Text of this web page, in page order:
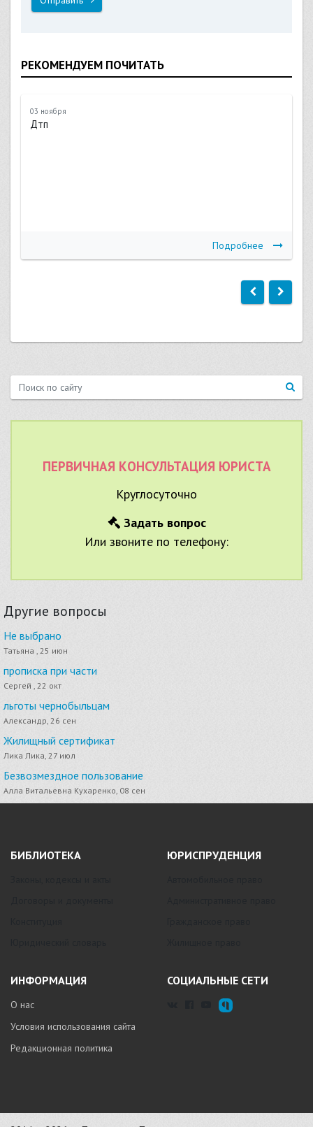
РЕКОМЕНДУЕМ ПОЧИТАТЬ
03 ноября
Дтп
Подробнее
ПЕРВИЧНАЯ КОНСУЛЬТАЦИЯ ЮРИСТА
Круглосуточно
Задать вопрос
Или звоните по телефону:
Другие вопросы
Не выбрано
Татьяна , 25 июн
прописка при части
Сергей , 22 окт
льготы чернобыльцам
Александр, 26 сен
Жилищный сертификат
Лика Лика, 27 июл
Безвозмездное пользование
Алла Витальевна Кухаренко, 08 сен
БИБЛИОТЕКА ЮРИСПРУДЕНЦИЯ
ИНФОРМАЦИЯ
О нас
Условия использования сайта
Редакционная политика
СОЦИАЛЬНЫЕ СЕТИ